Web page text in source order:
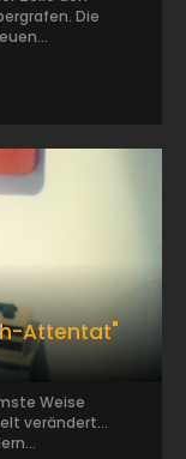
Attentat"
Weise
verändert...
Die